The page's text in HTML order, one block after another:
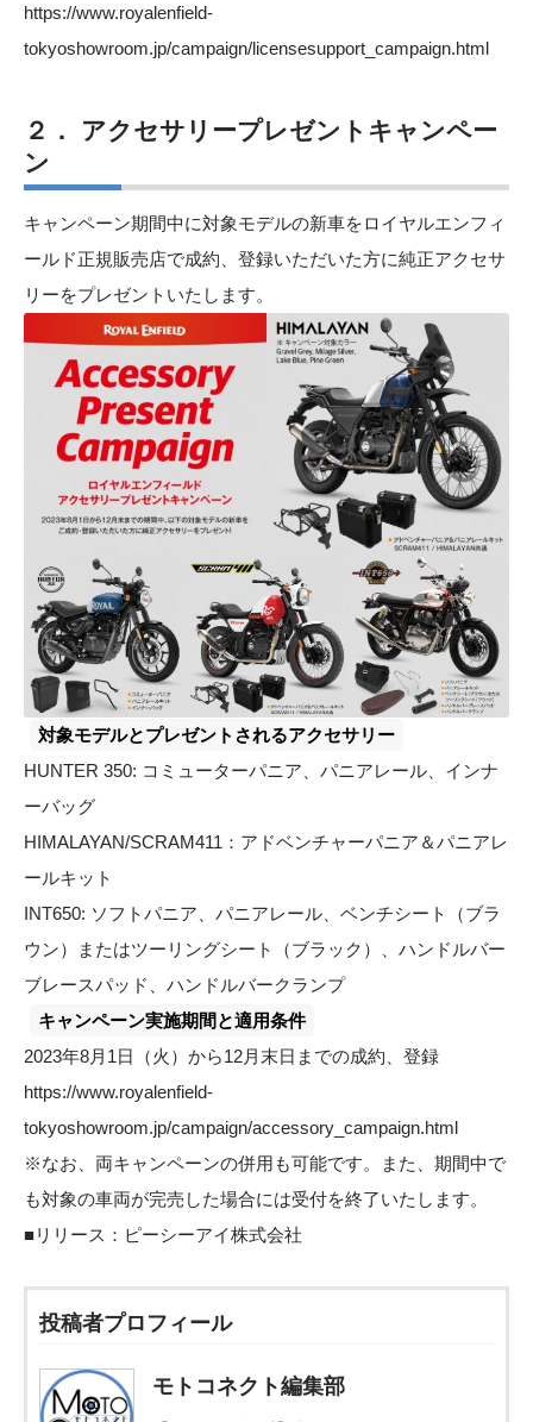
https://www.royalenfield-
tokyoshowroom.jp/campaign/licensesupport_campaign.html
２． アクセサリープレゼントキャンペー
ン
キャンペーン期間中に対象モデルの新車をロイヤルエンフィ
ールド正規販売店で成約、登録いただいた方に純正アクセサ
リーをプレゼントいたします。
対象モデルとプレゼントされるアクセサリー
HUNTER 350: コミューターパニア、パニアレール、インナ
ーバッグ
HIMALAYAN/SCRAM411：アドベンチャーパニア＆パニアレ
ールキット
INT650: ソフトパニア、パニアレール、ベンチシート（ブラ
ウン）またはツーリングシート（ブラック）、ハンドルバー
ブレースパッド、ハンドルバークランプ
キャンペーン実施期間と適用条件
2023年8月1日（火）から12月末日までの成約、登録
https://www.royalenfield-
tokyoshowroom.jp/campaign/accessory_campaign.html
※なお、両キャンペーンの併用も可能です。また、期間中で
も対象の車両が完売した場合には受付を終了いたします。
■リリース： ピーシーアイ株式会社
投稿者プロフィール
モトコネクト編集部